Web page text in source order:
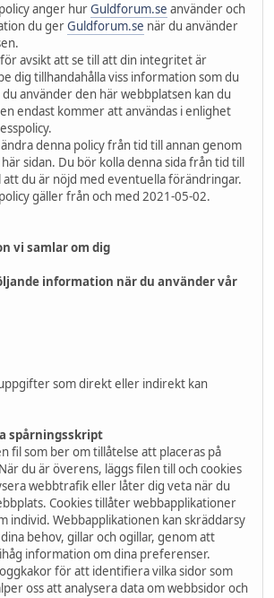
anger hurGuldforum.se använder och
du gerGuldforum.se när du använder
avsikt att se till att din integritet är
dig tillhandahålla viss information som du
använder den här webbplatsen kan du
endast kommer att användas i enlighet
denna policy från tid till annan genom
sidan. Du bör kolla denna sida från tid till
du är nöjd med eventuella förändringar.
gäller från och med 2021-05-02.
vi samlar om dig
information när du använder vår
som direkt eller indirekt kan
spårningsskript
fil som ber om tillåtelse att placeras på
du är överens, läggs filen till och cookies
webbtrafik eller låter dig veta när du
Cookies tillåter webbapplikationer
individ. Webbapplikationen kan skräddarsy
behov, gillar och ogillar, genom att
information om dina preferenser.
för att identifiera vilka sidor som
oss att analysera data om webbsidor och